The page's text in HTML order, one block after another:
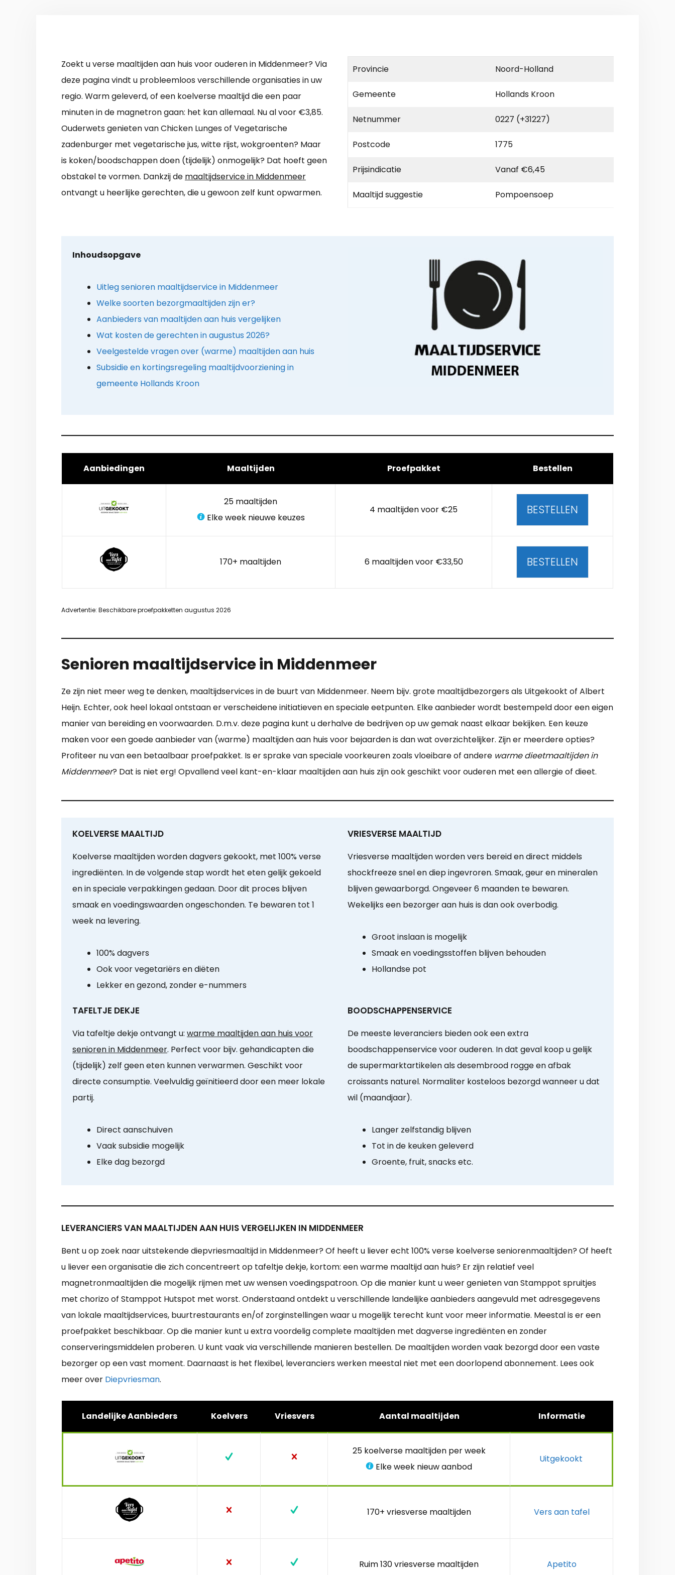
Zoekt u verse maaltijden aan huis voor ouderen in Middenmeer? Via
deze pagina vindt u probleemloos verschillende organisaties in uw
regio. Warm geleverd, of een koelverse maaltijd die een paar
minuten in de magnetron gaan: het kan allemaal. Nu al voor €3,85.
Ouderwets genieten van Chicken Lunges of Vegetarische
zadenburger met vegetarische jus, witte rijst, wokgroenten? Maar
is koken/boodschappen doen (tijdelijk) onmogelijk? Dat hoeft geen
obstakel te vormen. Dankzij de maaltijdservice in Middenmeer
ontvangt u heerlijke gerechten, die u gewoon zelf kunt opwarmen.
Provincie Noord-Holland
Gemeente Hollands Kroon
Netnummer 0227 (+31227)
Postcode 1775
Prijsindicatie Vanaf €6,45
Maaltijd suggestie Pompoensoep
Inhoudsopgave
Uitleg senioren maaltijdservice in Middenmeer
Welke soorten bezorgmaaltijden zijn er?
Aanbieders van maaltijden aan huis vergelijken
Wat kosten de gerechten in augustus 2026?
Veelgestelde vragen over (warme) maaltijden aan huis
Subsidie en kortingsregeling maaltijdvoorziening in
gemeente Hollands Kroon
Aanbiedingen Maaltijden Proefpakket Bestellen
25 maaltijden
Elke week nieuwe keuzes
4 maaltijden voor €25 BESTELLEN
170+ maaltijden 6 maaltijden voor €33,50 BESTELLEN
Advertentie: Beschikbare proefpakketten augustus 2026
Senioren maaltijdservice in Middenmeer
Ze zijn niet meer weg te denken, maaltijdservices in de buurt van Middenmeer. Neem bijv. grote maaltijdbezorgers als Uitgekookt of Albert
Heijn. Echter, ook heel lokaal ontstaan er verscheidene initiatieven en speciale eetpunten. Elke aanbieder wordt bestempeld door een eigen
manier van bereiding en voorwaarden. D.m.v. deze pagina kunt u derhalve de bedrijven op uw gemak naast elkaar bekijken. Een keuze
maken voor een goede aanbieder van (warme) maaltijden aan huis voor bejaarden is dan wat overzichtelijker. Zijn er meerdere opties?
Profiteer nu van een betaalbaar proefpakket. Is er sprake van speciale voorkeuren zoals vloeibare of andere warme dieetmaaltijden in
Middenmeer? Dat is niet erg! Opvallend veel kant-en-klaar maaltijden aan huis zijn ook geschikt voor ouderen met een allergie of dieet.
KOELVERSE MAALTIJD
Koelverse maaltijden worden dagvers gekookt, met 100% verse
ingrediënten. In de volgende stap wordt het eten gelijk gekoeld
en in speciale verpakkingen gedaan. Door dit proces blijven
smaak en voedingswaarden ongeschonden. Te bewaren tot 1
week na levering.
100% dagvers
Ook voor vegetariërs en diëten
Lekker en gezond, zonder e-nummers
VRIESVERSE MAALTIJD
Vriesverse maaltijden worden vers bereid en direct middels
shockfreeze snel en diep ingevroren. Smaak, geur en mineralen
blijven gewaarborgd. Ongeveer 6 maanden te bewaren.
Wekelijks een bezorger aan huis is dan ook overbodig.
Groot inslaan is mogelijk
Smaak en voedingsstoffen blijven behouden
Hollandse pot
TAFELTJE DEKJE
Via tafeltje dekje ontvangt u: warme maaltijden aan huis voor
senioren in Middenmeer. Perfect voor bijv. gehandicapten die
(tijdelijk) zelf geen eten kunnen verwarmen. Geschikt voor
directe consumptie. Veelvuldig geïnitieerd door een meer lokale
partij.
Direct aanschuiven
Vaak subsidie mogelijk
Elke dag bezorgd
BOODSCHAPPENSERVICE
De meeste leveranciers bieden ook een extra
boodschappenservice voor ouderen. In dat geval koop u gelijk
de supermarktartikelen als desembrood rogge en afbak
croissants naturel. Normaliter kosteloos bezorgd wanneer u dat
wil (maandjaar).
Langer zelfstandig blijven
Tot in de keuken geleverd
Groente, fruit, snacks etc.
LEVERANCIERS VAN MAALTIJDEN AAN HUIS VERGELIJKEN IN MIDDENMEER
Bent u op zoek naar uitstekende diepvriesmaaltijd in Middenmeer? Of heeft u liever echt 100% verse koelverse seniorenmaaltijden? Of heeft
u liever een organisatie die zich concentreert op tafeltje dekje, kortom: een warme maaltijd aan huis? Er zijn relatief veel
magnetronmaaltijden die mogelijk rijmen met uw wensen voedingspatroon. Op die manier kunt u weer genieten van Stamppot spruitjes
met chorizo of Stamppot Hutspot met worst. Onderstaand ontdekt u verschillende landelijke aanbieders aangevuld met adresgegevens
van lokale maaltijdservices, buurtrestaurants en/of zorginstellingen waar u mogelijk terecht kunt voor meer informatie. Meestal is er een
proefpakket beschikbaar. Op die manier kunt u extra voordelig complete maaltijden met dagverse ingrediënten en zonder
conserveringsmiddelen proberen. U kunt vaak via verschillende manieren bestellen. De maaltijden worden vaak bezorgd door een vaste
bezorger op een vast moment. Daarnaast is het flexibel, leveranciers werken meestal niet met een doorlopend abonnement. Lees ook
meer over Diepvriesman.
Landelijke Aanbieders Koelvers Vriesvers Aantal maaltijden Informatie
25 koelverse maaltijden per week
Elke week nieuw aanbod
Uitgekookt
170+ vriesverse maaltijden Vers aan tafel
Ruim 130 vriesverse maaltijden Apetito